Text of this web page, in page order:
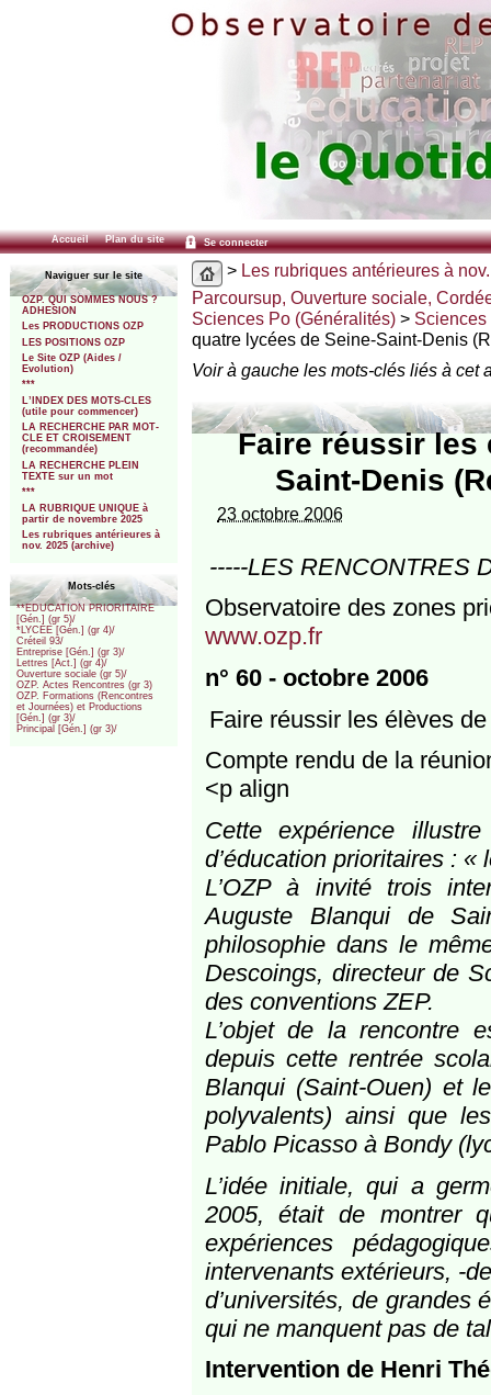
Accueil Plan du site Se connecter
Naviguer sur le site
OZP. QUI SOMMES NOUS ?
ADHESION
Les PRODUCTIONS OZP
LES POSITIONS OZP
Le Site OZP (Aides /
Evolution)
***
L’INDEX DES MOTS-CLES
(utile pour commencer)
LA RECHERCHE PAR MOT-
CLE ET CROISEMENT
(recommandée)
LA RECHERCHE PLEIN
TEXTE sur un mot
***
LA RUBRIQUE UNIQUE à
partir de novembre 2025
Les rubriques antérieures à
nov. 2025 (archive)
Mots-clés
**EDUCATION PRIORITAIRE
[Gén.] (gr 5)/
*LYCEE [Gén.] (gr 4)/
Créteil 93/
Entreprise [Gén.] (gr 3)/
Lettres [Act.] (gr 4)/
Ouverture sociale (gr 5)/
OZP. Actes Rencontres (gr 3)
OZP. Formations (Rencontres
et Journées) et Productions
[Gén.] (gr 3)/
Principal [Gén.] (gr 3)/
> Les rubriques antérieures à
Parcoursup, Ouverture sociale,
Sciences Po (Généralités)> Sciences
quatre lycées de Seine-Saint-Denis
Voir à gauche les mots-clés liés à cet
Faire réussir les
Saint-Denis
23 octobre 2006
-----LES RENCONTRES
Observatoire des zones
www.ozp.fr
n° 60 - octobre 2006
Faire réussir les élèves
Compte rendu de la
<p align
Cette expérience
d’éducation prioritaires : «
L’OZP à invité trois
Auguste Blanqui de
philosophie dans le
Descoings, directeur de
des conventions ZEP.
L’objet de la rencontre
depuis cette rentrée
Blanqui (Saint-Ouen) et
polyvalents) ainsi que
Pablo Picasso à Bondy
L’idée initiale, qui a
2005, était de montrer
expériences
intervenants extérieurs, -
d’universités, de grandes
qui ne manquent pas de
Intervention de Henri